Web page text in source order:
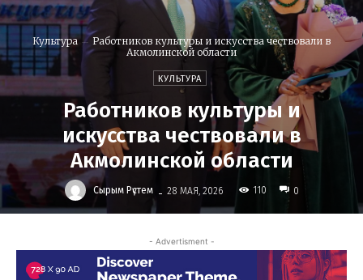
Культура
Работников культуры и искусства чествовали в
Акмолинской области
КУЛЬТУРА
Работников культуры и
искусства чествовали в
Акмолинской области
Сырым Рүстем - 28 МАЯ, 2026 110 0
- Advertisment -